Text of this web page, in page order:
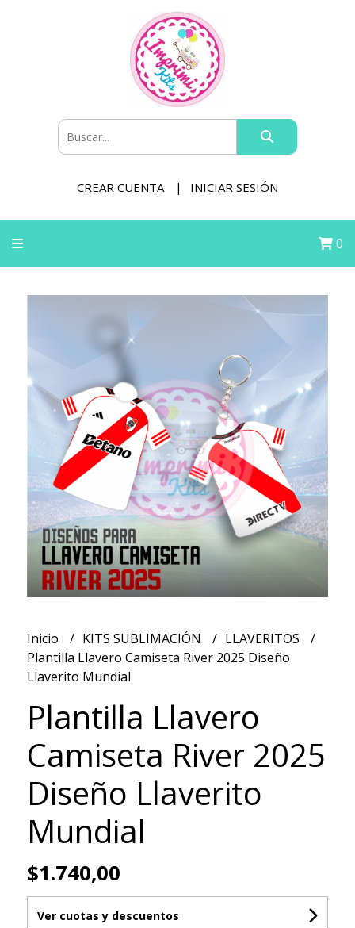
CREAR CUENTA INICIAR SESIÓN
0
Inicio KITS SUBLIMACIÓN
LLAVERITOS
Plantilla Llavero Camiseta River 2025 Diseño
Llaverito Mundial
Plantilla Llavero
Camiseta River 2025
Diseño Llaverito
Mundial
$1.740,00
Ver cuotas y descuentos